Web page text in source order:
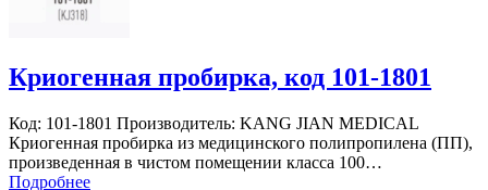
Криогенная пробирка, код 101-1801
Код: 101-1801 Производитель: KANG JIAN MEDICAL
Криогенная пробирка из медицинского полипропилена (ПП),
произведенная в чистом помещении класса 100…
Подробнее